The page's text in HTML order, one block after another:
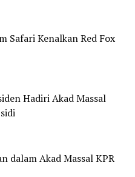
Safari Kenalkan Red Fox
Hadiri Akad Massal
dalam Akad Massal KPR